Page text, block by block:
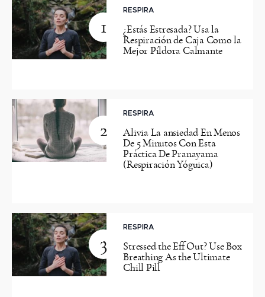
1
RESPIRA
¿Estás Estresada? Usa la
Respiración de Caja Como la
Mejor Píldora Calmante
2
RESPIRA
Alivia La ansiedad En Menos
De 5 Minutos Con Esta
Práctica De Pranayama
(Respiración Yóguica)
3
RESPIRA
Stressed the Eff Out? Use Box
Breathing As the Ultimate
Chill Pill